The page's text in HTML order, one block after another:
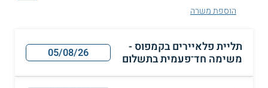
הוספת משרה
תליית פלאיירים בקמפוס -
משימה חד־פעמית בתשלום
05/08/26